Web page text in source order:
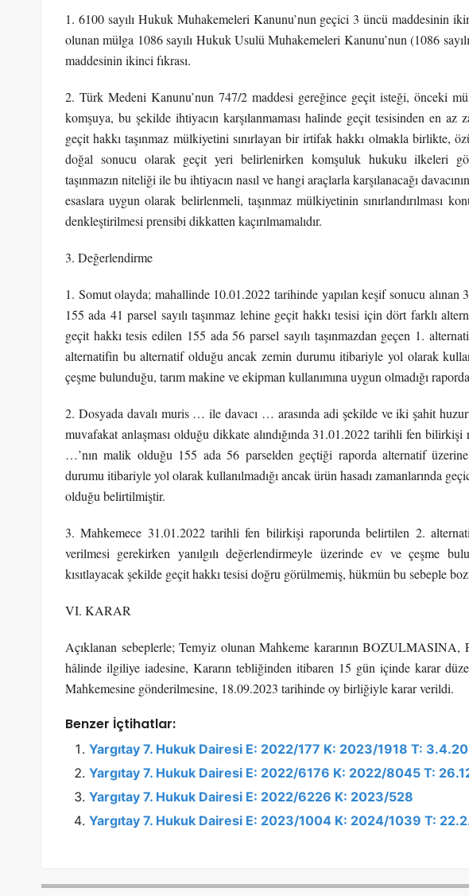
1. 6100 sayılı Hukuk Muhakemeleri Kanunu’nun geçici 3 üncü maddesinin
olunan mülga 1086 sayılı Hukuk Usulü Muhakemeleri Kanunu’nun (1086
maddesinin ikinci fıkrası.
2. Türk Medeni Kanunu’nun 747/2 maddesi gereğince geçit isteği, önceki
komşuya, bu şekilde ihtiyacın karşılanmaması halinde geçit tesisinden en
geçit hakkı taşınmaz mülkiyetini sınırlayan bir irtifak hakkı olmakla birlikte,
doğal sonucu olarak geçit yeri belirlenirken komşuluk hukuku ilkeleri
taşınmazın niteliği ile bu ihtiyacın nasıl ve hangi araçlarla karşılanacağı
esaslara uygun olarak belirlenmeli, taşınmaz mülkiyetinin sınırlandırılması
denkleştirilmesi prensibi dikkatten kaçırılmamalıdır.
3. Değerlendirme
1. Somut olayda; mahallinde 10.01.2022 tarihinde yapılan keşif sonucu
155 ada 41 parsel sayılı taşınmaz lehine geçit hakkı tesisi için dört farklı
geçit hakkı tesis edilen 155 ada 56 parsel sayılı taşınmazdan geçen 1.
alternatifin bu alternatif olduğu ancak zemin durumu itibariyle yol olarak
çeşme bulunduğu, tarım makine ve ekipman kullanımına uygun olmadığı
2. Dosyada davalı muris … ile davacı … arasında adi şekilde ve iki şahit
muvafakat anlaşması olduğu dikkate alındığında 31.01.2022 tarihli fen
…’nın malik olduğu 155 ada 56 parselden geçtiği raporda alternatif
durumu itibariyle yol olarak kullanılmadığı ancak ürün hasadı zamanlarında
olduğu belirtilmiştir.
3. Mahkemece 31.01.2022 tarihli fen bilirkişi raporunda belirtilen 2.
verilmesi gerekirken yanılgılı değerlendirmeyle üzerinde ev ve çeşme
kısıtlayacak şekilde geçit hakkı tesisi doğru görülmemiş, hükmün bu sebeple
VI. KARAR
Açıklanan sebeplerle; Temyiz olunan Mahkeme kararının BOZULMASINA,
hâlinde ilgiliye iadesine, Kararın tebliğinden itibaren 15 gün içinde karar
Mahkemesine gönderilmesine, 18.09.2023 tarihinde oy birliğiyle karar verildi.
Benzer İçtihatlar:
Yargıtay 7. Hukuk Dairesi E: 2022/177 K: 2023/1918 T:
Yargıtay 7. Hukuk Dairesi E: 2022/6176 K: 2022/8045 T:
Yargıtay 7. Hukuk Dairesi E: 2022/6226 K: 2023/528
Yargıtay 7. Hukuk Dairesi E: 2023/1004 K: 2024/1039 T: